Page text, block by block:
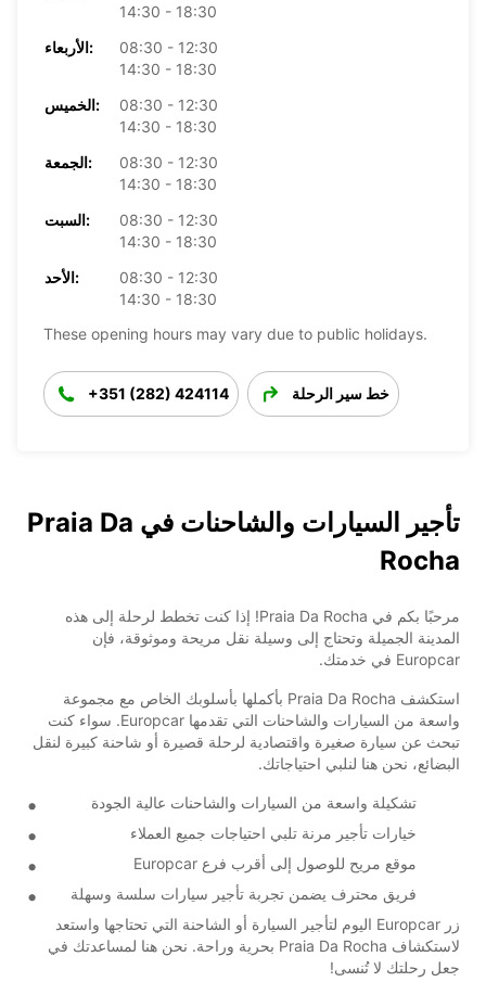
14:30 - 18:30
الأربعاء:
08:30 - 12:30
14:30 - 18:30
الخميس:
08:30 - 12:30
14:30 - 18:30
الجمعة:
08:30 - 12:30
14:30 - 18:30
السبت:
08:30 - 12:30
14:30 - 18:30
الأحد:
08:30 - 12:30
14:30 - 18:30
These opening hours may vary due to public holidays.
+351 (282) 424114 خط سير الرحلة
تأجير السيارات والشاحنات في Praia Da
Rocha
مرحبًا بكم في Praia Da Rocha! إذا كنت تخطط لرحلة إلى هذه
المدينة الجميلة وتحتاج إلى وسيلة نقل مريحة وموثوقة، فإن
Europcar في خدمتك.
استكشف Praia Da Rocha بأكملها بأسلوبك الخاص مع مجموعة
واسعة من السيارات والشاحنات التي تقدمها Europcar. سواء كنت
تبحث عن سيارة صغيرة واقتصادية لرحلة قصيرة أو شاحنة كبيرة لنقل
البضائع، نحن هنا لنلبي احتياجاتك.
تشكيلة واسعة من السيارات والشاحنات عالية الجودة
خيارات تأجير مرنة تلبي احتياجات جميع العملاء
موقع مريح للوصول إلى أقرب فرع Europcar
فريق محترف يضمن تجربة تأجير سيارات سلسة وسهلة
زر Europcar اليوم لتأجير السيارة أو الشاحنة التي تحتاجها واستعد
لاستكشاف Praia Da Rocha بحرية وراحة. نحن هنا لمساعدتك في
جعل رحلتك لا تُنسى!